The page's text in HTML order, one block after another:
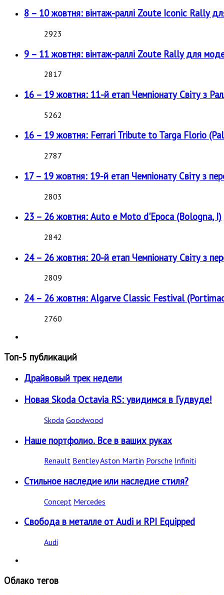
8 – 10 жовтня: вінтаж-раллі Zoute Iconic Rally
2923
9 – 11 жовтня: вінтаж-раллі Zoute Rally для
2817
16 – 19 жовтня: 11-й етап Чемпіонату Світу з
5262
16 – 19 жовтня: Ferrari Tribute to Targa Florio
2787
17 – 19 жовтня: 19-й етап Чемпіонату Світу з
2803
23 – 26 жовтня: Auto e Moto d'Epoca (Bologna, I)
2842
24 – 26 жовтня: 20-й етап Чемпіонату Світу з
2809
24 – 26 жовтня: Algarve Classic Festival
2760
Топ-5 публикаций
Драйвовый трек недели
Новая Skoda Octavia RS: увидимся в Гудвуде!
Skoda Goodwood
Наше портфолио. Все в ваших руках
Renault BentleyAston Martin Porsche Infiniti
Стильное наследие или наследие стиля?
Concept Mercedes
Свобода в металле от Audi и RPI Equipped
Audi
Облако тегов